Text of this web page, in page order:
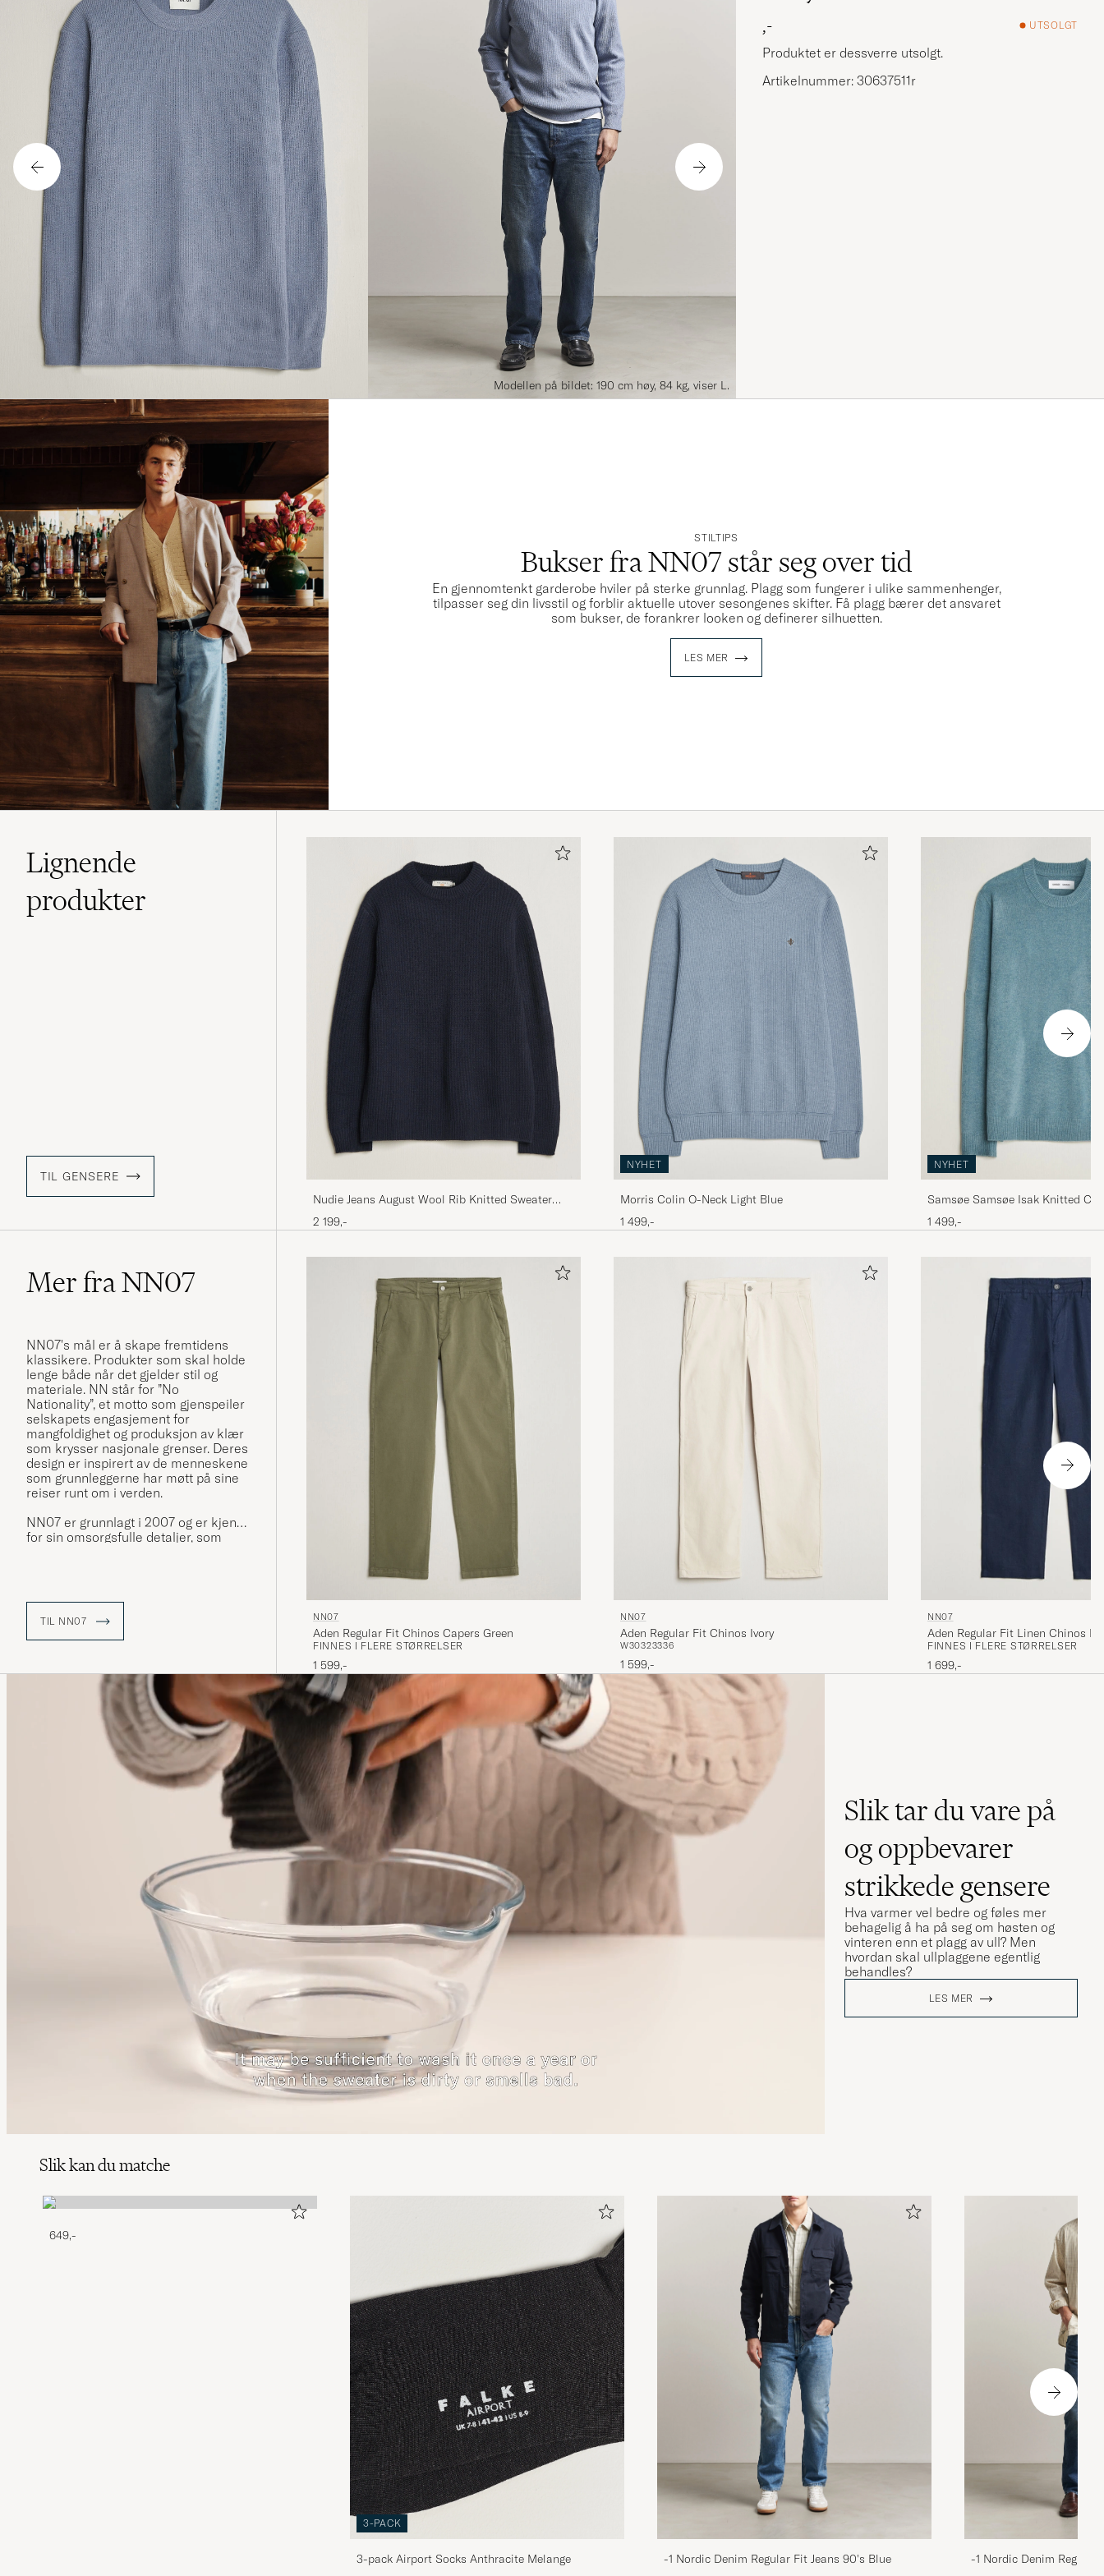
Modellen på bildet: 190 cm høy, 84 kg, viser L.
,-
UTSOLGT
Produktet er dessverre utsolgt.
Artikelnummer: 30637511r
STILTIPS
Bukser fra NN07 står seg over tid
En gjennomtenkt garderobe hviler på sterke grunnlag. Plagg som fungerer i ulike sammenhenger,
tilpasser seg din livsstil og forblir aktuelle utover sesongenes skifter. Få plagg bærer det ansvaret
som bukser, de forankrer looken og definerer silhuetten.
LES MER
Lignende
produkter
TIL GENSERE
Nudie Jeans August Wool Rib Knitted Sweater
Navy
2 199,-
NYHET
Morris Colin O-Neck Light Blue
1 499,-
NYHET
Samsøe Samsøe Isak Knitted
Sea
1 499,-
Mer fra NN07
NN07's mål er å skape fremtidens
klassikere. Produkter som skal holde
lenge både når det gjelder stil og
materiale. NN står for ”No
Nationality”, et motto som gjenspeiler
selskapets engasjement for
mangfoldighet og produksjon av klær
som krysser nasjonale grenser. Deres
design er inspirert av de menneskene
som grunnleggerne har møtt på sine
reiser runt om i verden.
NN07 er grunnlagt i 2007 og er kjent
for sin omsorgsfulle detaljer, som
TIL NN07 NN07
Aden Regular Fit Chinos Capers Green
FINNES I FLERE STØRRELSER
1 599,-
NN07
Aden Regular Fit Chinos Ivory
W30323336
1 599,-
NN07
Aden Regular Fit Linen Chinos
FINNES I FLERE STØRRELSER
1 699,-
Slik tar du vare på
og oppbevarer
strikkede gensere
Hva varmer vel bedre og føles mer
behagelig å ha på seg om høsten og
vinteren enn et plagg av ull? Men
hvordan skal ullplaggene egentlig
behandles?
LES MER
Slik kan du matche
649,-
3-PACK
3-pack Airport Socks Anthracite Melange
-1 Nordic Denim Regular Fit Jeans 90's Blue
-1 Nordic Denim Regular